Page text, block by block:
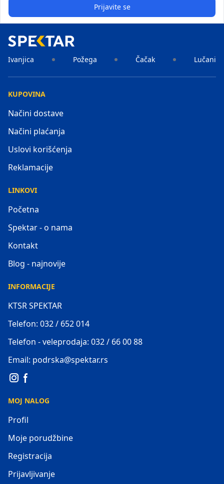
Prijavite se
Ivanjica Požega Čačak Lučani
KUPOVINA
Načini dostave
Načini plaćanja
Uslovi korišćenja
Reklamacije
LINKOVI
Početna
Spektar - o nama
Kontakt
Blog - najnovije
INFORMACIJE
KTSR SPEKTAR
Telefon: 032 / 652 014
Telefon - veleprodaja: 032 / 66 00 88
Email: podrska@spektar.rs
MOJ NALOG
Profil
Moje porudžbine
Registracija
Prijavljivanje